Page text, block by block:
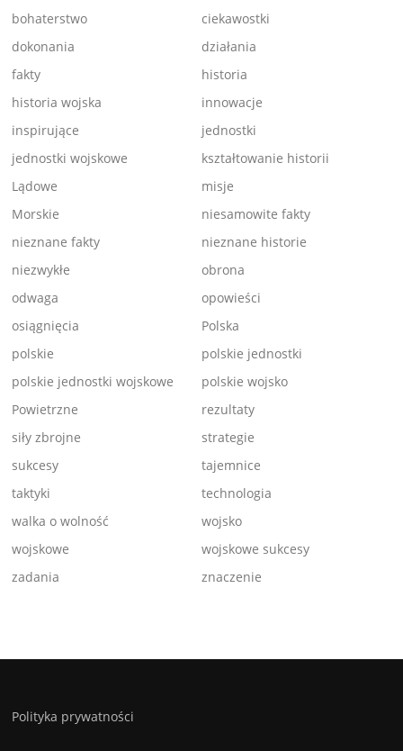
bohaterstwo
ciekawostki
dokonania
działania
fakty
historia
historia wojska
innowacje
inspirujące
jednostki
jednostki wojskowe
kształtowanie historii
Lądowe
misje
Morskie
niesamowite fakty
nieznane fakty
nieznane historie
niezwykłe
obrona
odwaga
opowieści
osiągnięcia
Polska
polskie
polskie jednostki
polskie jednostki wojskowe
polskie wojsko
Powietrzne
rezultaty
siły zbrojne
strategie
sukcesy
tajemnice
taktyki
technologia
walka o wolność
wojsko
wojskowe
wojskowe sukcesy
zadania
znaczenie
Polityka prywatności